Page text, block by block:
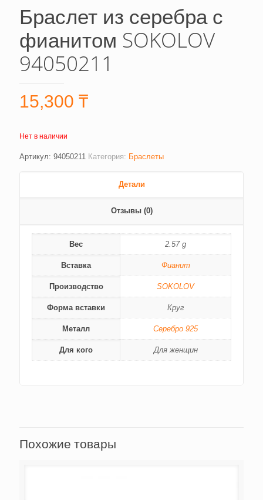
Браслет из серебра с
фианитом SOKOLOV
94050211
15,300 ₸
Нет в наличии
Артикул: 94050211 Категория: Браслеты
Детали
Отзывы (0)
Вес 2.57 g
Вставка Фианит
Производство SOKOLOV
Форма вставки Круг
Металл Серебро 925
Для кого Для женщин
Похожие товары